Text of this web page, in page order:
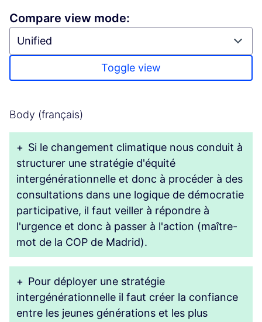
Compare view mode:
Toggle view
Body (français)
+ Si le changement climatique nous conduit à
structurer une stratégie d'équité
intergénérationnelle et donc à procéder à des
consultations dans une logique de démocratie
participative, il faut veiller à répondre à
l'urgence et donc à passer à l'action (maître-
mot de la COP de Madrid).
+ Pour déployer une stratégie
intergénérationnelle il faut créer la confiance
entre les jeunes générations et les plus